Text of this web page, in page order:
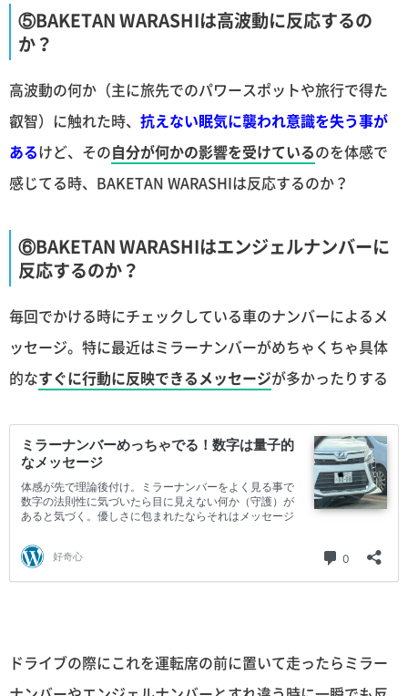
⑤BAKETAN WARASHIは高波動に反応するの
か？
高波動の何か（主に旅先でのパワースポットや旅行で得た
叡智）に触れた時、 抗えない眠気に襲われ意識を失う事が
あるけど、その自分が何かの影響を受けているのを体感で
感じてる時、BAKETAN WARASHIは反応するのか？
⑥BAKETAN WARASHIはエンジェルナンバーに
反応するのか？
毎回でかける時にチェックしている車のナンバーによるメ
ッセージ。特に最近はミラーナンバーがめちゃくちゃ具体
的なすぐに行動に反映できるメッセージが多かったりする
ドライブの際にこれを運転席の前に置いて走ったらミラー